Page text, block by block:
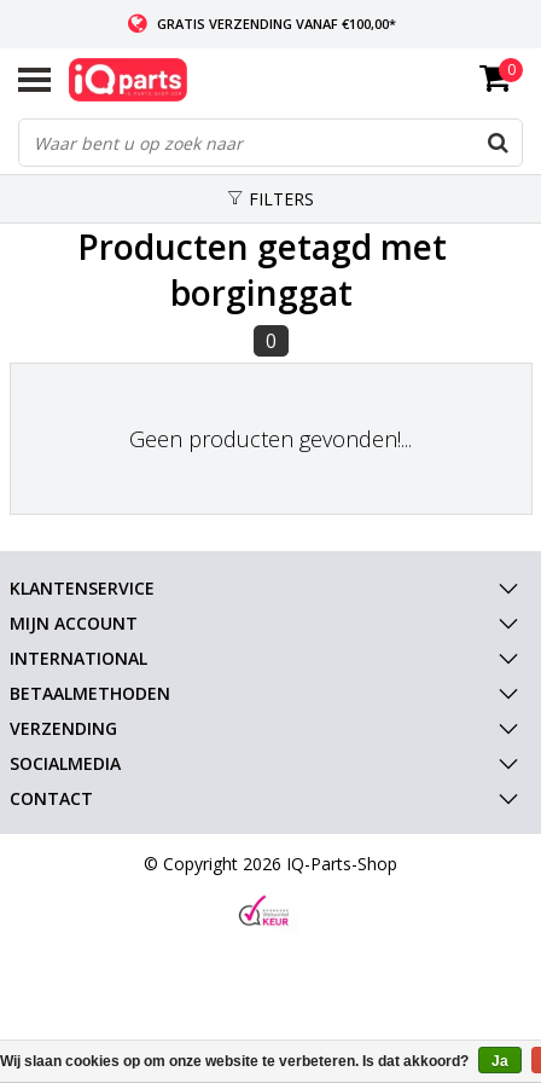
GRATIS VERZENDING VANAF €100,00*
INDIEN VOORRADIG: VOOR 14:00 BESTELD, ZELFDE DAG VERZONDEN
WERELDWIJDE LEVERING
0
FILTERS
Producten getagd met
borginggat
0
Geen producten gevonden!...
KLANTENSERVICE
MIJN ACCOUNT
INTERNATIONAL
BETAALMETHODEN
VERZENDING
SOCIALMEDIA
CONTACT
© Copyright 2026 IQ-Parts-Shop
Wij slaan cookies op om onze website te verbeteren. Is dat akkoord? Ja